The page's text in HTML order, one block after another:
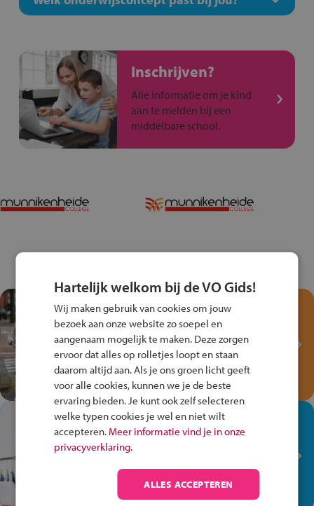
Inschrijven?
Alle informatie om je kind
aan te melden bij een
middelbare school.
Test je kennis met het
Fiets Veilig
Verkeersspel!
Speel het Fiets Veilig Verkeersspel
en win een Cortina-fiets!
In de winkel ben je op je
plek!
op de winkelvloer, waar elke dag
anders is!
Hartelijk welkom bij de VO Gids!
Wij maken gebruik van cookies om jouw
bezoek aan onze website zo soepel en
aangenaam mogelijk te maken. Deze zorgen
ervoor dat alles op rolletjes loopt en staan
daarom altijd aan. Als je ons groen licht geeft
voor alle cookies, kunnen we je de beste
ervaring bieden. Je kunt ook zelf selecteren
welke typen cookies je wel en niet wilt
accepteren. Meer informatie vind je in onze
privacyverklaring.
ALLES ACCEPTEREN